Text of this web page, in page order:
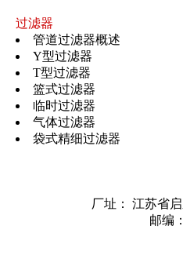
过滤器
管道过滤器概述
Y型过滤器
T型过滤器
篮式过滤器
临时过滤器
气体过滤器
袋式精细过滤器
厂址： 江苏省
邮编